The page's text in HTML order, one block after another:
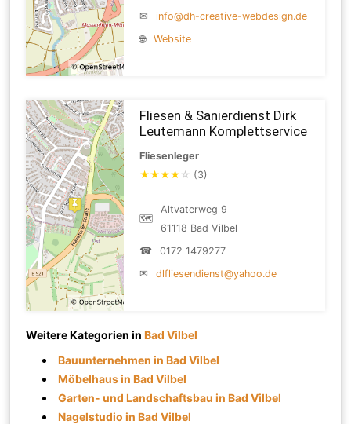
✉
info@dh-creative-webdesign.de
🌐
Website
Fliesen & Sanierdienst Dirk
Leutemann Komplettservice
Fliesenleger
★★★★ ☆ (3)
🗺
Altvaterweg 9
61118 Bad Vilbel
☎
0172 1479277
✉
dlfliesendienst@yahoo.de
Weitere Kategorien inBad Vilbel
Bauunternehmen in Bad Vilbel
Möbelhaus in Bad Vilbel
Garten- und Landschaftsbau in Bad Vilbel
Nagelstudio in Bad Vilbel